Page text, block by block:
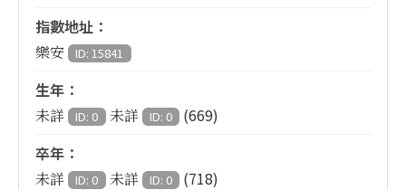
指數地址：
樂安 ID: 15841
生年：
未詳 ID: 0 未詳 ID: 0
(669)
卒年：
未詳 ID: 0 未詳 ID: 0
(718)